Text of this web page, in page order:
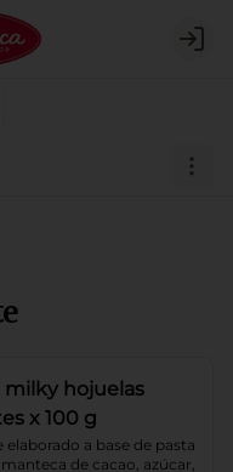
milky hojuelas
x 100 g
elaborado a base de pasta
de cacao, azúcar,